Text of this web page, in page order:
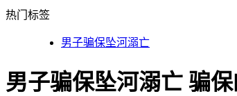
热门标签
男子骗保坠河溺亡
男子骗保坠河溺亡 骗